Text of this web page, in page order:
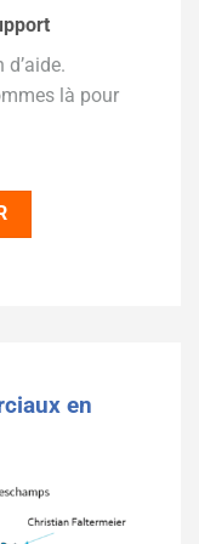
là pour
en